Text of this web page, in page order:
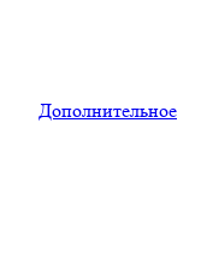
Дополнительное